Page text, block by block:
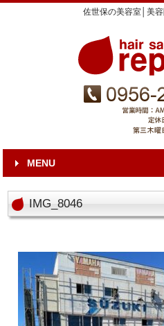
佐世保の美容室│美
MENU
IMG_8046